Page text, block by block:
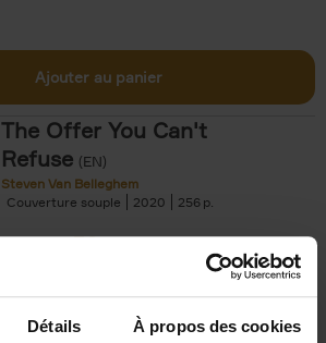
Détails À propos des cookies
Ajouter au panier
The Offer You Can't
Refuse (EN)
Steven Van Belleghem
Couverture souple
2020 256
€37,50